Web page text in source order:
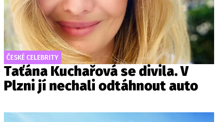
ČESKÉ CELEBRITY
Taťána Kuchařová se divila. V
Plzni jí nechali odtáhnout auto